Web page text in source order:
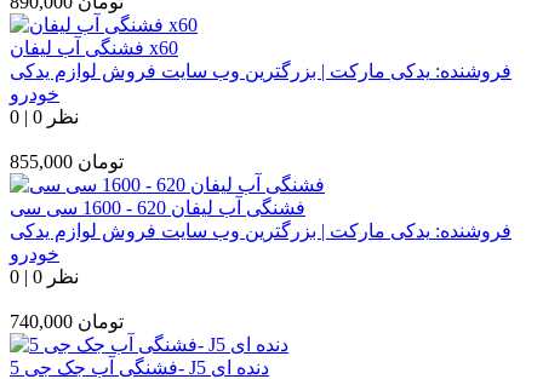
فشنگی آب لیفان x60
فروشنده: یدکی مارکت | بزرگترین وب سایت فروش لوازم یدکی
خودرو
0 | 0 نظر
855,000 تومان
فشنگی آب لیفان 620 - 1600 سی سی
فروشنده: یدکی مارکت | بزرگترین وب سایت فروش لوازم یدکی
خودرو
0 | 0 نظر
740,000 تومان
فشنگی آب جک جی 5- J5 دنده ای